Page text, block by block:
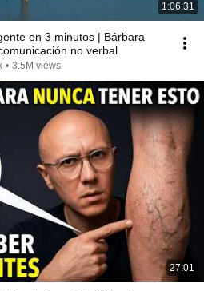
1:06:31
en 3 minutos | Bárbara
no verbal
• 3.5M views
27:01